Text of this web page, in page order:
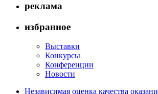
реклама
избранное
Выставки
Конкурсы
Конференции
Новости
Независимая оценка качества